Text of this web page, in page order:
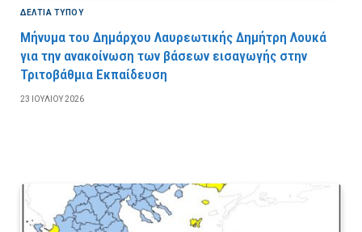
ΔΕΛΤΙΑ ΤΥΠΟΥ
Μήνυμα του Δημάρχου Λαυρεωτικής Δημήτρη Λουκά
για την ανακοίνωση των βάσεων εισαγωγής στην
Τριτοβάθμια Εκπαίδευση
23 ΙΟΥΛΊΟΥ 2026